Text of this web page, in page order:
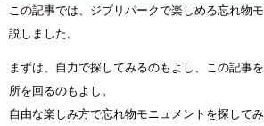
この記事では、ジブリパークで楽しめる忘れ物
説しました。
まずは、自力で探してみるのもよし、この記事
所を回るのもよし。
自由な楽しみ方で忘れ物モニュメントを探してみ